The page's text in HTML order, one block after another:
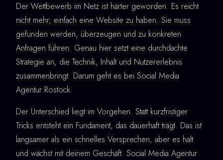
Der Wettbewerb im Netz ist härter geworden. Es reicht
nicht mehr, einfach eine Website zu haben. Sie muss
gefunden werden, überzeugen und zu konkreten
Anfragen führen. Genau hier setzt eine durchdachte
Strategie an, die Technik, Inhalt und Nutzererlebnis
zusammenbringt. Darum geht es bei Social Media
Agentur Rostock.
Der Unterschied liegt im Vorgehen. Statt kurzfristiger
Tricks entsteht ein Fundament, das dauerhaft trägt. Das ist
langsamer als ein schnelles Versprechen, aber es hält
und wächst mit deinem Geschäft. Social Media Agentur